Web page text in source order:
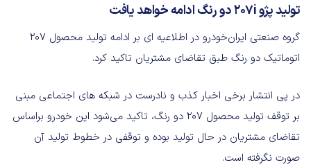
تولید پژو 207i دو رنگ ادامه خواهد یافت
گروه صنعتی ایران‌خودرو در اطلاعیه ای بر ادامه تولید محصول ۲۰۷
اتوماتیک دو رنگ طبق تقاضای مشتریان تاکید کرد.
در پی انتشار برخی اخبار کذب و نادرست در شبکه های اجتماعی مبنی
بر توقف تولید محصول ۲۰۷ دو رنگ، تاکید می‌شود این خودرو براساس
تقاضای مشتریان در حال تولید بوده و توقفی در خطوط تولید آن
صورت نگرفته است.